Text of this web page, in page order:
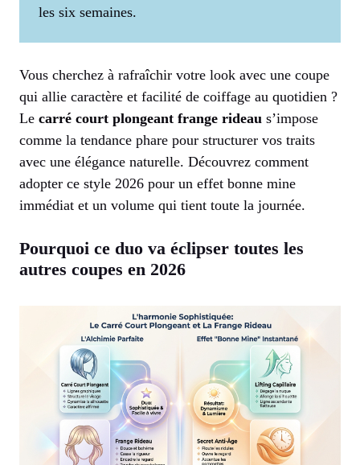
les six semaines.
Vous cherchez à rafraîchir votre look avec une coupe
qui allie caractère et facilité de coiffage au quotidien ?
Le carré court plongeant frange rideau s’impose
comme la tendance phare pour structurer vos traits
avec une élégance naturelle. Découvrez comment
adopter ce style 2026 pour un effet bonne mine
immédiat et un volume qui tient toute la journée.
Pourquoi ce duo va éclipser toutes les
autres coupes en 2026